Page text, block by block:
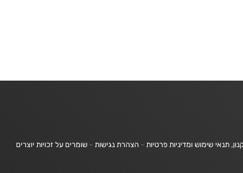
תנאי שימוש ומדיניות פרטיות - הצהרת נגישות - שומרים על זכויות יוצרים